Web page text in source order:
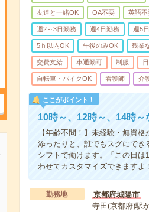
友達と一緒OK OA不要 英語不
週2～3日勤務 週4日勤務 週5
5ｈ以内OK 午後のみOK 残業
交費支給 車通勤可 制服
自転車・バイクOK 看護師 介
ここがポイント！
10時～、12時～、14時～
【年齢不問！】未経験・無資
添ったりと、誰でもスグにで
シフトで働けます。「この日
わせてカスタマイズできますよ
勤務地
京都府城陽市
寺田(京都府)駅